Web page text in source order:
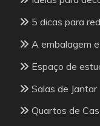
5 dicas para
A embalagem
Espaço de
Salas de Jantar
Quartos de